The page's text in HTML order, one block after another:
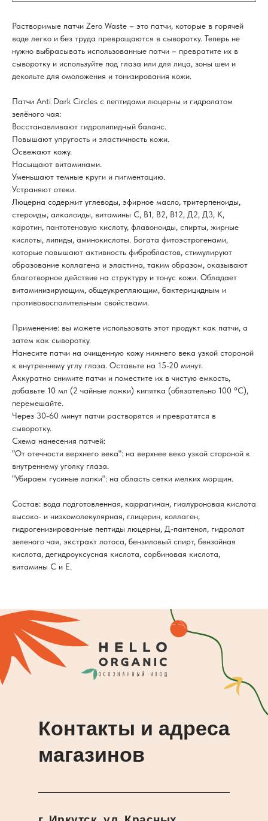
Растворимые патчи Zero Waste – это патчи, которые в горячей
воде легко и без труда превращаются в сыворотку. Теперь не
нужно выбрасывать использованные патчи – превратите их в
сыворотку и используйте под глаза или для лица, зоны шеи и
декольте для омоложения и тонизирования кожи.
Патчи Anti Dark Circles с пептидами люцерны и гидролатом
зелёного чая:
Восстанавливают гидролипидный баланс.
Повышают упругость и эластичность кожи.
Освежают кожу.
Насыщают витаминами.
Уменьшают темные круги и пигментацию.
Устраняют отеки.
Люцерна содержит углеводы, эфирное масло, тритерпеноиды,
стероиды, алкалоиды, витамины С, В1, В2, В12, Д2, Д3, К,
каротин, пантотеновую кислоту, флавоноиды, спирты, жирные
кислоты, липиды, аминокислоты. Богата фитоэстрогенами,
которые повышают активность фибробластов, стимулируют
образование коллагена и эластина, таким образом, оказывают
благотворное действие на структуру и тонус кожи. Обладает
витаминизирующим, общеукрепляющим, бактерицидным и
противовоспалительным свойствами.
Применение: вы можете использовать этот продукт как патчи, а
затем как сыворотку.
Нанесите патчи на очищенную кожу нижнего века узкой стороной
к внутреннему углу глаза. Оставьте на 15-20 минут.
Аккуратно снимите патчи и поместите их в чистую емкость,
добавьте 10 мл (2 чайные ложки) кипятка (обязательно 100 °С),
перемешайте.
Через 30-60 минут патчи растворятся и превратятся в
сыворотку.
Схема нанесения патчей:
"От отечности верхнего века": на верхнее веко узкой стороной к
внутреннему уголку глаза.
"Убираем гусиные лапки": на область сетки мелких морщин.
Состав: вода подготовленная, каррагинан, гиалуроновая кислота
высоко- и низкомолекулярная, глицерин, коллаген,
гидрогенизированные пептиды люцерны, Д-пантенол, гидролат
зеленого чая, экстракт лотоса, бензиловый спирт, бензойная
кислота, дегидроуксусная кислота, сорбиновая кислота,
витамины С и Е.
Контакты и адреса
магазинов